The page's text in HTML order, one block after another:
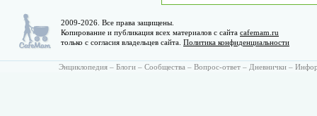
2009-2026. Все права защищены.
Копирование и публикация всех материалов с сайта cafemam.ru
только с согласия владельцев сайта. Политика конфиденциальности
Энциклопедия – Блоги – Сообщества – Вопрос-ответ – Дневнички –